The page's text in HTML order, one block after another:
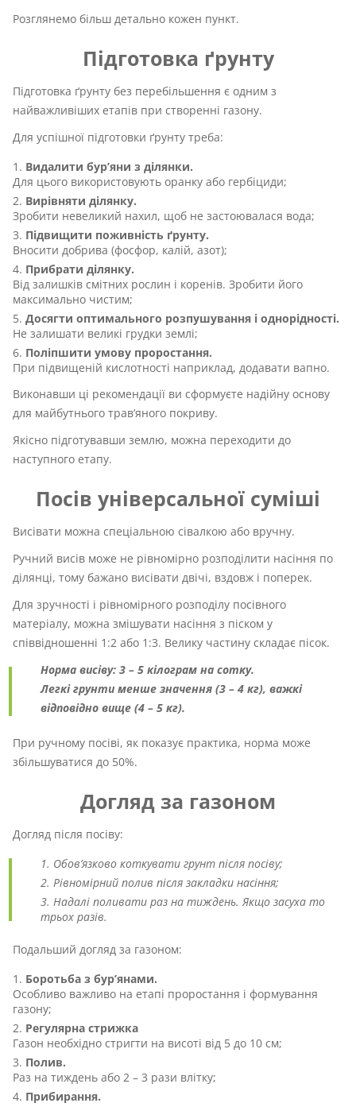
Розглянемо більш детально кожен пункт.
Підготовка ґрунту
Підготовка ґрунту без перебільшення є одним з
найважливіших етапів при створенні газону.
Для успішної підготовки ґрунту треба:
Видалити бур’яни з ділянки.
Для цього використовують оранку або гербіциди;
Вирівняти ділянку.
Зробити невеликий нахил, щоб не застоювалася вода;
Підвищити поживність ґрунту.
Вносити добрива (фосфор, калій, азот);
Прибрати ділянку.
Від залишків смітних рослин і коренів. Зробити його
максимально чистим;
Досягти оптимального розпушування і однорідності.
Не залишати великі грудки землі;
Поліпшити умову проростання.
При підвищеній кислотності наприклад, додавати вапно.
Виконавши ці рекомендації ви сформуєте надійну основу
для майбутнього трав’яного покриву.
Якісно підготувавши землю, можна переходити до
наступного етапу.
Посів універсальної суміші
Висівати можна спеціальною сівалкою або вручну.
Ручний висів може не рівномірно розподілити насіння по
ділянці, тому бажано висівати двічі, вздовж і поперек.
Для зручності і рівномірного розподілу посівного
матеріалу, можна змішувати насіння з піском у
співвідношенні 1:2 або 1:3. Велику частину складає пісок.
Норма висіву: 3 – 5 кілограм на сотку.
Легкі грунти менше значення (3 – 4 кг), важкі
відповідно вище (4 – 5 кг).
При ручному посіві, як показує практика, норма може
збільшуватися до 50%.
Догляд за газоном
Догляд після посіву:
Обов’язково коткувати грунт після посіву;
Рівномірний полив після закладки насіння;
Надалі поливати раз на тиждень. Якщо засуха то
трьох разів.
Подальший догляд за газоном:
Боротьба з бур’янами.
Особливо важливо на етапі проростання і формування
газону;
Регулярна стрижка
Газон необхідно стригти на висоті від 5 до 10 см;
Полив.
Раз на тиждень або 2 – 3 рази влітку;
Прибирання.